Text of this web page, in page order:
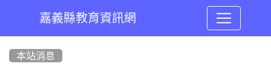
嘉義縣教育資訊網
本站消息